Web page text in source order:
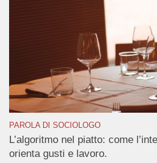
PAROLA DI SOCIOLOGO
L’algoritmo nel piatto: come
orienta gusti e lavoro.